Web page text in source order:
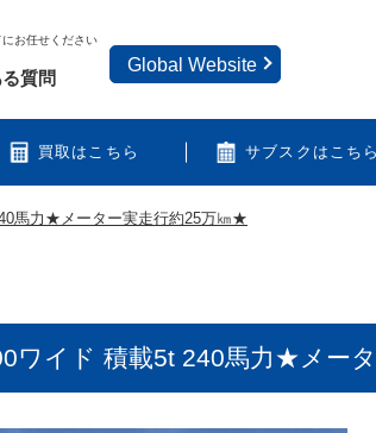
お任せください
買取はこちら サブスクはこちら
質問
Global Website
馬力★メーター実走行約25万㎞★
ワイド 積載5t 240馬力★メー